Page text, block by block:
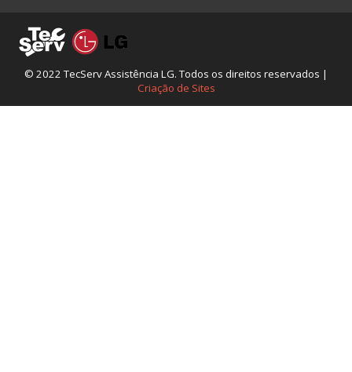
© 2022 TecServ Assistência LG. Todos os direitos reservados |
Criação de Sites